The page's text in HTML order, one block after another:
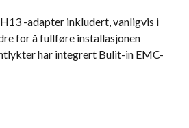
-adapter inkludert, vanligvis i
for å fullføre installasjonen
har integrert Bulit-in EMC-